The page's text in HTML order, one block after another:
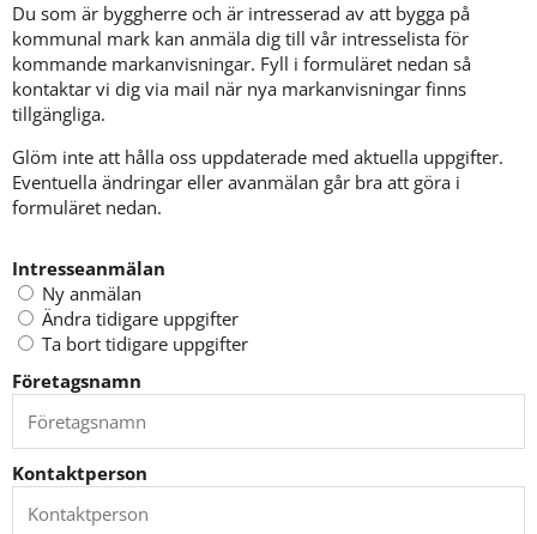
Du som är byggherre och är intresserad av att bygga på
kommunal mark kan anmäla dig till vår intresselista för
kommande markanvisningar. Fyll i formuläret nedan så
kontaktar vi dig via mail när nya markanvisningar finns
tillgängliga.
Glöm inte att hålla oss uppdaterade med aktuella uppgifter.
Eventuella ändringar eller avanmälan går bra att göra i
formuläret nedan.
Intresseanmälan
Intresseanmälan
Ny anmälan
Ändra tidigare uppgifter
Ta bort tidigare uppgifter
Företagsnamn
Kontaktperson